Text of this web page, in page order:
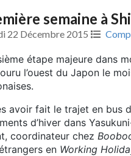
semaine à
22 Décembre 2015
étape majeure dans
l’ouest du Japon le
avoir fait le trajet en bus
d’hiver dans
coordinateur chez
en Working